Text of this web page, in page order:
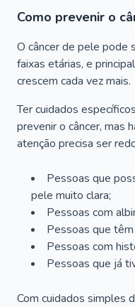
Como prevenir o
O câncer de pele pode
faixas etárias, e
crescem cada vez mais.
Ter cuidados
prevenir o câncer, mas
atenção precisa ser
Pessoas que
pele muito clara;
Pessoas com
Pessoas que
Pessoas com
Pessoas que já
Com cuidados simples